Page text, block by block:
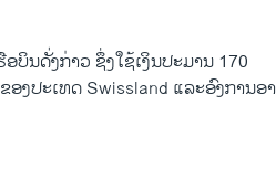
ບິນ​ດັ່ງກ່າວ ຊຶ່ງ​ໃຊ້​ເງິນ​ປະມານ 170
ງປະ​ເທດ Swissland ​ແລະອົງການ​ອາ